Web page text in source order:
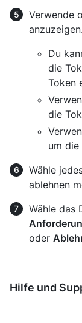
Verwende
anzuzeigen.
Du
die
Token
die
um
Wähle
ablehnen
Wähle das
oder
Hilfe und